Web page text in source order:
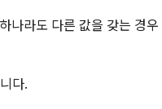
나라도 다른 값을 갖는 경
다.